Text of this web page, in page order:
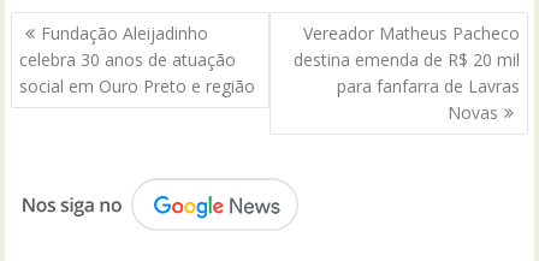
Navegação
de
Post
Fundação Aleijadinho
celebra 30 anos de atuação
social em Ouro Preto e região
Vereador Matheus Pacheco
destina emenda de R$ 20 mil
para fanfarra de Lavras
Novas